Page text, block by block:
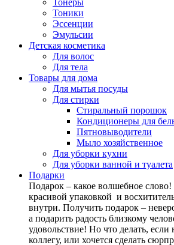
Тонеры
Тоники
Эссенции
Эмульсии
Детская косметика
Для волос
Для тела
Товары для дома
Для мытья посуды
Для стирки
Стиральный порошок
Кондиционеры для
Пятновыводители
Мыло хозяйственное
Для уборки кухни
Для уборки ванной и туалета
Подарки
Подарок – какое волшебное
красивой упаковкой и
внутри. Получить подарок –
а подарить радость близкому
удовольствие! Но что делать,
коллегу, или хочется сделать